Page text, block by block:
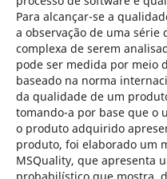
Para alcançar-se a
a observação de uma
complexa de serem
pode ser medida por meio
baseado na norma
da qualidade de um
tomando-a por base que o
o produto adquirido
produto, foi elaborado um
MSQuality, que apresenta